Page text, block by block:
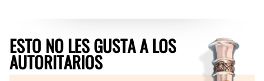
ESTO NO LES GUSTA A LOS
AUTORITARIOS